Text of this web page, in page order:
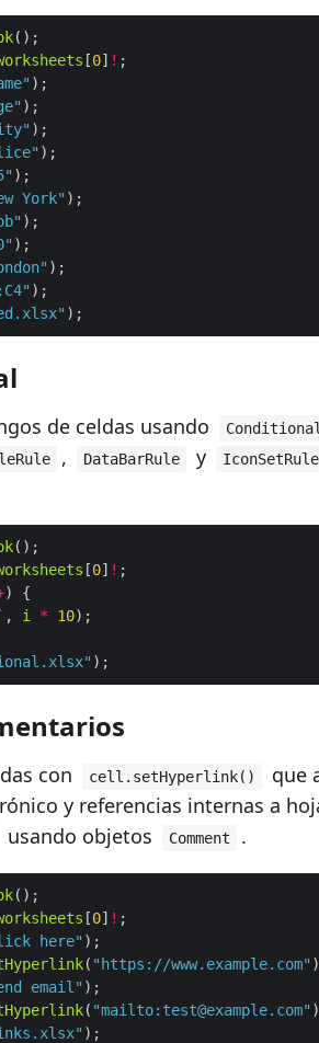
[0] !
York"
de celdas usando
, DataBarRule y IconSetRule
[0] !
` , i * 10
con cell.setHyperlink()
que
y referencias internas a
usando objetos Comment .
[0] !
here"
( "https://www.example.com"
email"
( "mailto:test@example.com"